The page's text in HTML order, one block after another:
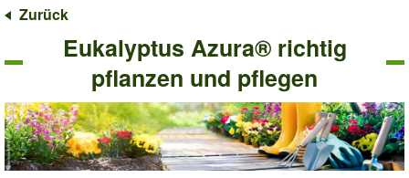
Zurück
Eukalyptus Azura® richtig
pflanzen und pflegen